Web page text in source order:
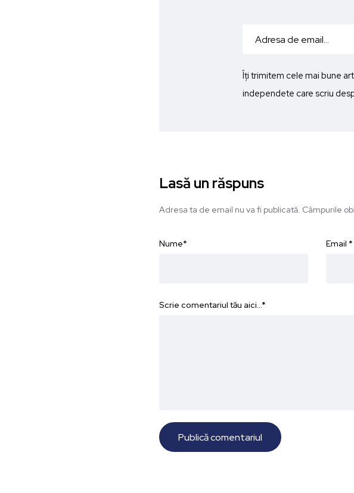
Îți trimitem cele mai bune
independete care scriu
Lasă un răspuns
Adresa ta de email nu va fi publicată. Câmpurile
Nume* Email *
Scrie comentariul tău aici...*